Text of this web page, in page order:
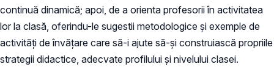
continuă dinamică; apoi, de a orienta profesorii în activitatea
lor la clasă, oferindu-le sugestii metodologice și exemple de
activități de învățare care să-i ajute să-și construiască propriile
strategii didactice, adecvate profilului și nivelului clasei.